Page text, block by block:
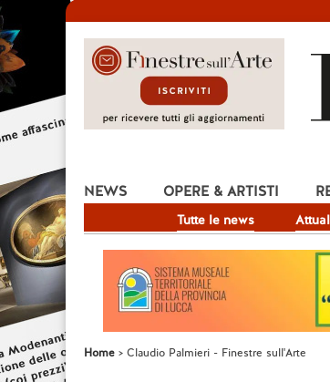
NEWS
Tutte le news
OPERE & ARTISTI
Home Claudio Palmieri - Finestre sull'Arte